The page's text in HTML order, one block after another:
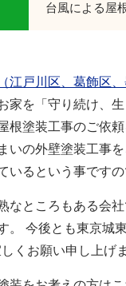
台風による屋
江戸川区、葛飾区
家を「守り続け、
根塗装工事のご依
いの外壁塗装工事
いるという事です
なところもある会
。 今後とも東京城
くお願い申し上げま